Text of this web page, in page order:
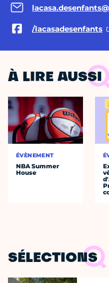
/lacasadesenfants
À LIRE AUSSI
ÉVÈNEMENT
NBA Summer
House
SÉLECTIONS